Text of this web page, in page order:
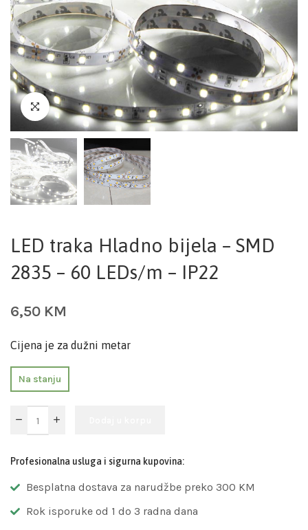
LED traka Hladno bijela – SMD
2835 – 60 LEDs/m – IP22
6,50 KM
Cijena je za dužni metar
Na stanju
Profesionalna usluga i sigurna kupovina:
Besplatna dostava za narudžbe preko 300 KM
Rok isporuke od 1 do 3 radna dana